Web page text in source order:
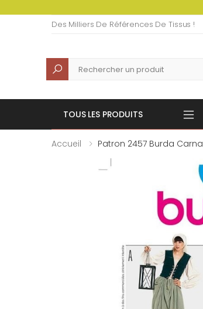
Des Milliers De Références De Tissus !
Recherche
TOUS LES PRODUITS
Accueil Patron 2457 Burda